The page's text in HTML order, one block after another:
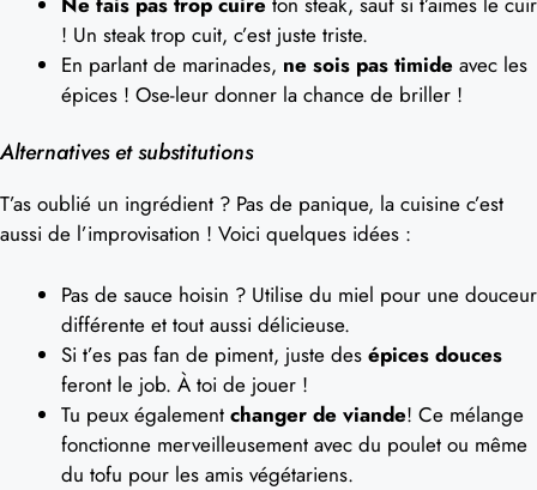
! Un steak trop cuit, c’est juste triste.
En parlant de marinades, ne sois pas timide avec les
épices ! Ose-leur donner la chance de briller !
Alternatives et substitutions
T’as oublié un ingrédient ? Pas de panique, la cuisine c’est
aussi de l’improvisation ! Voici quelques idées :
Pas de sauce hoisin ? Utilise du miel pour une douceur
différente et tout aussi délicieuse.
Si t’es pas fan de piment, juste des épices douces
feront le job. À toi de jouer !
Tu peux également changer de viande! Ce mélange
fonctionne merveilleusement avec du poulet ou même
du tofu pour les amis végétariens.